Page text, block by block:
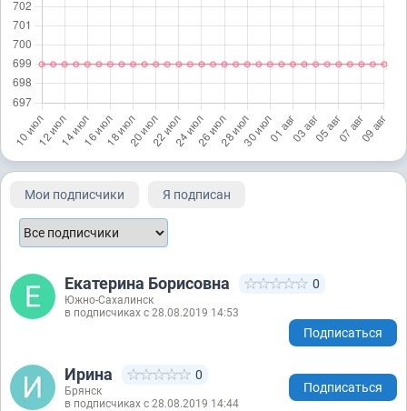
Мои подписчики Я подписан
Екатерина Борисовна 0
Южно-Сахалинск
в подписчиках с 28.08.2019 14:53
Подписаться
Ирина 0
Брянск
в подписчиках с 28.08.2019 14:44
Подписаться